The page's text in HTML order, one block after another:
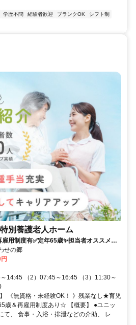
学歴不問 経験者歓迎 ブランクOK
シフト制
別養護老人ホーム
雇用制度有✅️定年65歳✨担当者オススメ⭕️
勤ＯＫ
せの郷
～14:45 （2）07:45～16:45 （3）11:30～
】 《無資格・未経験OK！ 》残業なし★育児
歳＆再雇用制度あり☆ 【概要】 ●ユニッ
て、 食事・入浴・排泄などの介助、 レ